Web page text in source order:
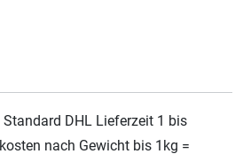
Standard DHL Lieferzeit 1 bis
nach Gewicht bis 1kg =